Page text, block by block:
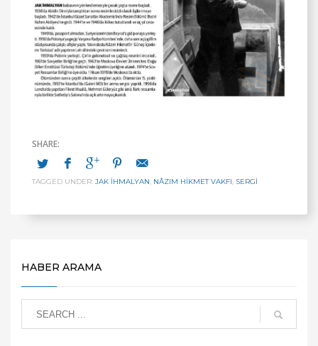
TAGGED UNDER: JAK İHMALYAN, NÂZIM HIKMET VAKFI, SERGI
HABER ARAMA